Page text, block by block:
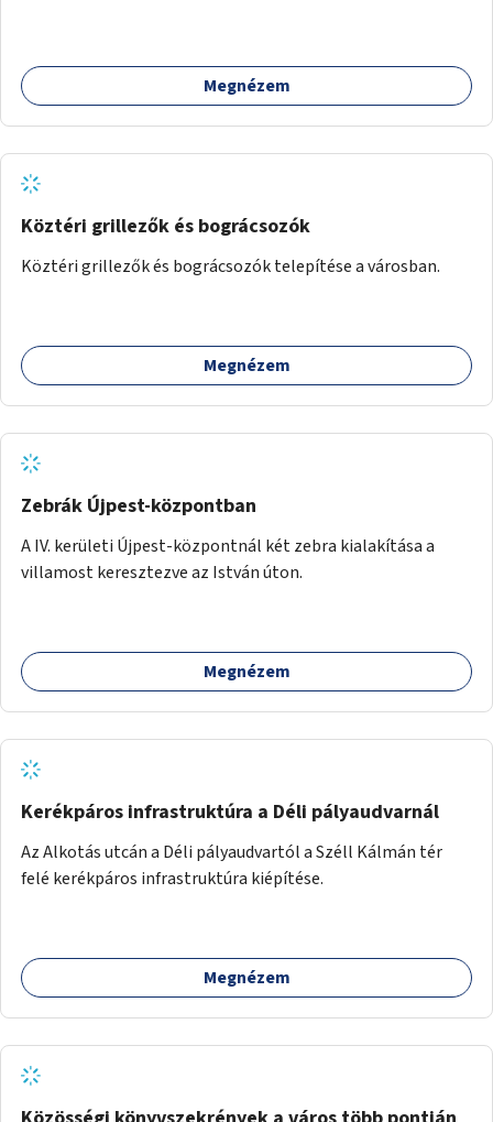
Megnézem
Köztéri grillezők és bográcsozók
Köztéri grillezők és bográcsozók telepítése a városban.
Megnézem
Zebrák Újpest-központban
A IV. kerületi Újpest-központnál két zebra kialakítása a
villamost keresztezve az István úton.
Megnézem
Kerékpáros infrastruktúra a Déli pályaudvarnál
Az Alkotás utcán a Déli pályaudvartól a Széll Kálmán tér
felé kerékpáros infrastruktúra kiépítése.
Megnézem